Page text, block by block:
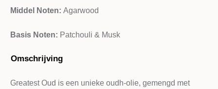
Middel Noten: Agarwood
Basis Noten: Patchouli & Musk
Omschrijving
Greatest Oud is een unieke oudh-olie, gemengd met